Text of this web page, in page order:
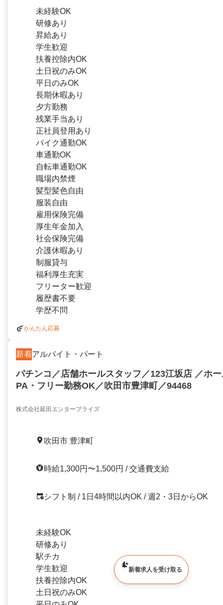
未経験OK
研修あり
昇給あり
学生歓迎
扶養控除内OK
土日祝のみOK
平日のみOK
長期休暇あり
夕方勤務
残業手当あり
正社員登用あり
バイク通勤OK
車通勤OK
自転車通勤OK
職場内禁煙
髪型髪色自由
服装自由
雇用保険完備
厚生年金加入
社会保険完備
介護休暇あり
制服貸与
福利厚生充実
フリーター歓迎
履歴書不要
学歴不問
かんたん応募
新着アルバイト・パート
パチンコ／店舗ホールスタッフ／123江坂店 ／ホ
PA・フリー勤務OK／吹田市豊津町／94468
株式会社延田エンタープライズ
吹田市 豊津町
時給1,300円〜1,500円 / 交通費支給
シフト制 / 1日4時間以内OK / 週2・3日からOK
未経験OK
研修あり
駅チカ
学生歓迎
扶養控除内OK
土日祝のみOK
新着求人を受け取る